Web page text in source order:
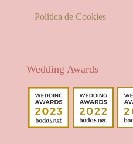
Política de Cookies
Wedding Awards